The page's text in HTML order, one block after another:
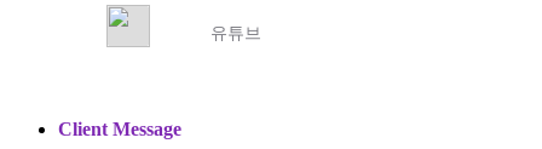
유튜브
Client Message